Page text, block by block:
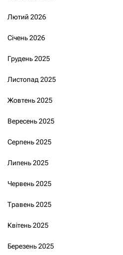
Лютий 2026
Січень 2026
Грудень 2025
Листопад 2025
Жовтень 2025
Вересень 2025
Серпень 2025
Липень 2025
Червень 2025
Травень 2025
Квітень 2025
Березень 2025